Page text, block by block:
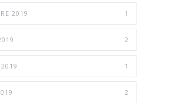
2019 1
2
1
2